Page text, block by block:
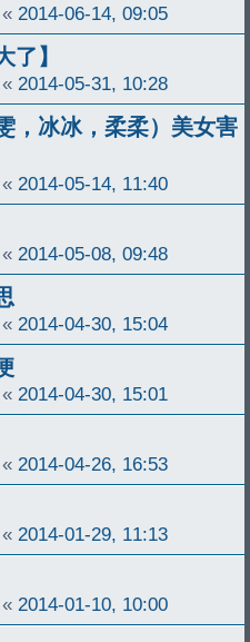
« 2014-06-14, 09:05
了】
« 2014-05-31, 10:28
，冰冰，柔柔）美女害
« 2014-05-14, 11:40
« 2014-05-08, 09:48
« 2014-04-30, 15:04
« 2014-04-30, 15:01
« 2014-04-26, 16:53
« 2014-01-29, 11:13
« 2014-01-10, 10:00